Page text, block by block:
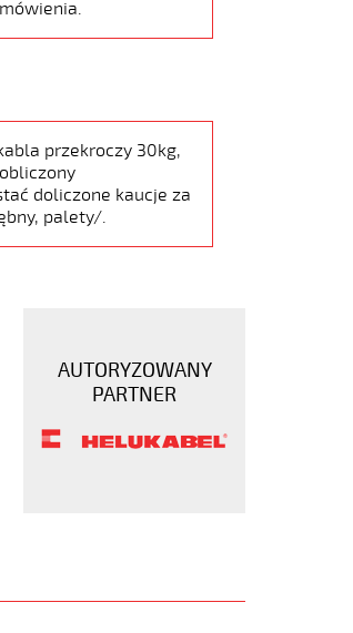
przekroczy 30kg,
doliczone kaucje za
palety/.
AUTORYZOWANY
PARTNER